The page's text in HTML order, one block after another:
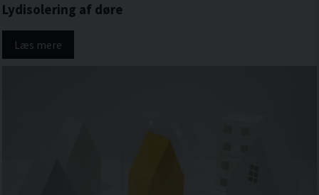
Lydisolering af døre
Læs mere